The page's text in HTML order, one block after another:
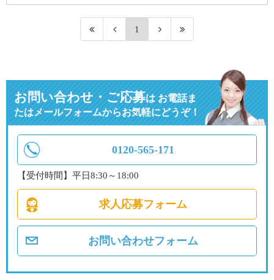
1
お問い合わせ・ご応募はお電話ま
たはメールフォームからお気軽にどうぞ！
0120-565-171
【受付時間】平日8:30～18:00
求人応募フォーム
お問い合わせフォーム